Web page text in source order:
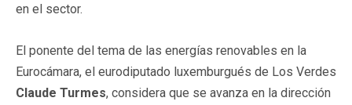
en el sector.
El ponente del tema de las energías renovables en la
Eurocámara, el eurodiputado luxemburgués de Los Verdes
Claude Turmes, considera que se avanza en la dirección